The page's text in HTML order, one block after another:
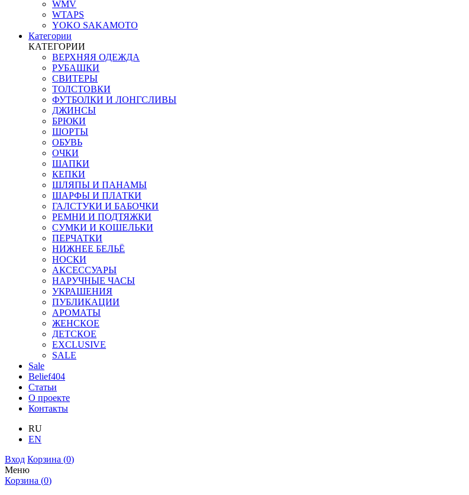
WMV
WTAPS
YOKO SAKAMOTO
Категории
КАТЕГОРИИ
ВЕРХНЯЯ ОДЕЖДА
РУБАШКИ
СВИТЕРЫ
ТОЛСТОВКИ
ФУТБОЛКИ И ЛОНГСЛИВЫ
ДЖИНСЫ
БРЮКИ
ШОРТЫ
ОБУВЬ
ОЧКИ
ШАПКИ
КЕПКИ
ШЛЯПЫ И ПАНАМЫ
ШАРФЫ И ПЛАТКИ
ГАЛСТУКИ И БАБОЧКИ
РЕМНИ И ПОДТЯЖКИ
СУМКИ И КОШЕЛЬКИ
ПЕРЧАТКИ
НИЖНЕЕ БЕЛЬЁ
НОСКИ
АКСЕССУАРЫ
НАРУЧНЫЕ ЧАСЫ
УКРАШЕНИЯ
ПУБЛИКАЦИИ
АРОМАТЫ
ЖЕНСКОЕ
ДЕТСКОЕ
EXCLUSIVE
SALE
Sale
Belief404
Статьи
О проекте
Контакты
RU
EN
Вход Корзина (0)
Меню
Корзина (0)